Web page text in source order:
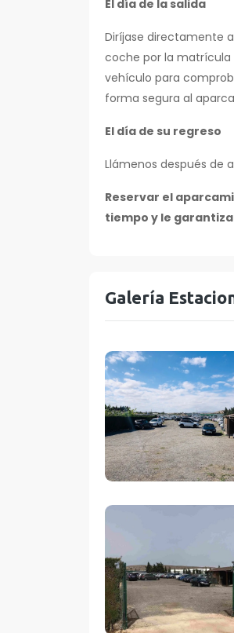
El día de la salida
Diríjase directamente
coche por la matrícula
vehículo para
forma segura al
El día de su regreso
Llámenos después de
Reservar el
tiempo y le
Galería